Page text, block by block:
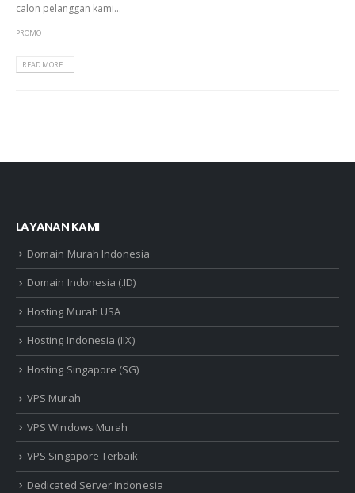
calon pelanggan kami...
PROMO
READ MORE...
LAYANAN KAMI
Domain Murah Indonesia
Domain Indonesia (.ID)
Hosting Murah USA
Hosting Indonesia (IIX)
Hosting Singapore (SG)
VPS Murah
VPS Windows Murah
VPS Singapore Terbaik
Dedicated Server Indonesia